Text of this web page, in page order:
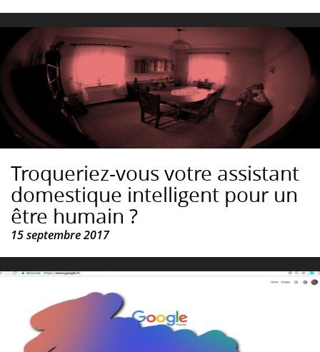
Troqueriez-vous votre assistant
domestique intelligent pour un
être humain ?
15 septembre 2017